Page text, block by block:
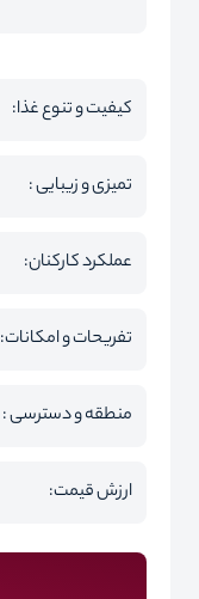
کیفیت و تنوع غذا:
تمیزی و زیبایی :
عملکرد کارکنان:
تفریحات و امکانات:
منطقه و دسترسی :
ارزش قیمت: